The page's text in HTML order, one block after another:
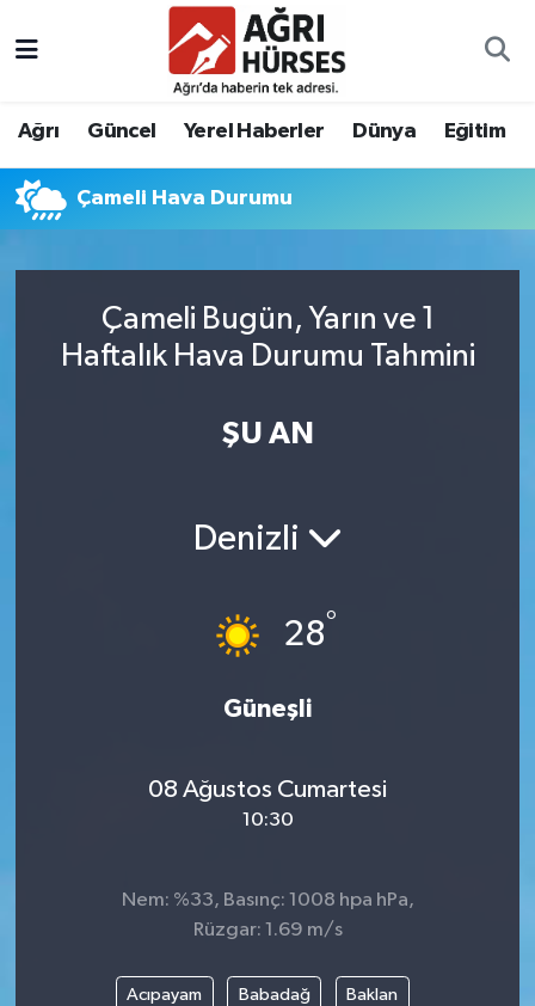
Ağrı Güncel Yerel Haberler Dünya Eğitim
Çameli Hava Durumu
Çameli Bugün, Yarın ve 1
Haftalık Hava Durumu Tahmini
ŞU AN
Denizli
28°
Güneşli
08 Ağustos Cumartesi
10:30
Nem: %33, Basınç: 1008 hpa hPa,
Rüzgar: 1.69 m/s
Acıpayam Babadağ Baklan
Hava Durumu
Süper Lig Puan Durumu ve Fikstür
Tüm Manşetler
Son Dakika Haberleri